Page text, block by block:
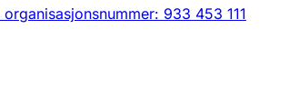
organisasjonsnummer: 933 453 111